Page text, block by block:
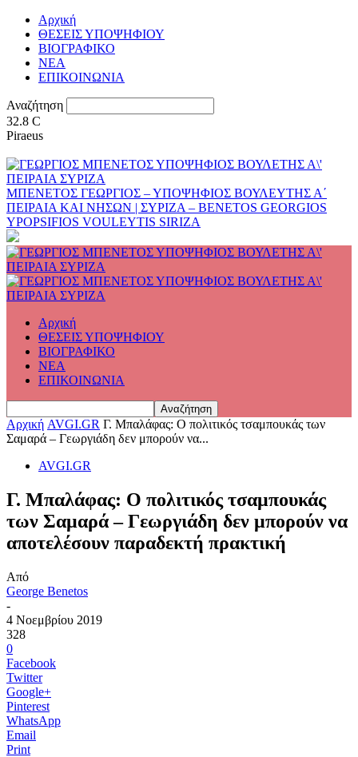
Αρχική
ΘΕΣΕΙΣ ΥΠΟΨΗΦΙΟΥ
ΒΙΟΓΡΑΦΙΚΟ
ΝΕΑ
ΕΠΙΚΟΙΝΩΝΙΑ
Αναζήτηση
32.8 C
Piraeus
ΜΠΕΝΕΤΟΣ ΓΕΩΡΓΙΟΣ – ΥΠΟΨΗΦΙΟΣ ΒΟΥΛΕΥΤΗΣ Α΄
ΠΕΙΡΑΙΑ ΚΑΙ ΝΗΣΩΝ | ΣΥΡΙΖΑ – BENETOS GEORGIOS
YPOPSIFIOS VOULEYTIS SIRIZA
Αρχική
ΘΕΣΕΙΣ ΥΠΟΨΗΦΙΟΥ
ΒΙΟΓΡΑΦΙΚΟ
ΝΕΑ
ΕΠΙΚΟΙΝΩΝΙΑ
Αρχική AVGI.GR Γ. Μπαλάφας: Ο πολιτικός τσαμπουκάς των
Σαμαρά – Γεωργιάδη δεν μπορούν να...
AVGI.GR
Γ. Μπαλάφας: Ο πολιτικός τσαμπουκάς
των Σαμαρά – Γεωργιάδη δεν μπορούν να
αποτελέσουν παραδεκτή πρακτική
Από
George Benetos
-
4 Νοεμβρίου 2019
328
0
Facebook
Twitter
Google+
Pinterest
WhatsApp
Email
Print